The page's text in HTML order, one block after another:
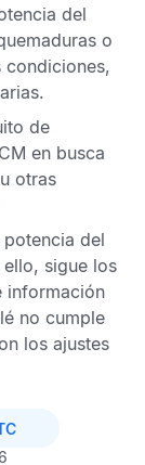
del
o
condiciones,
de
en busca
otras
del
sigue los
información
no cumple
los ajustes